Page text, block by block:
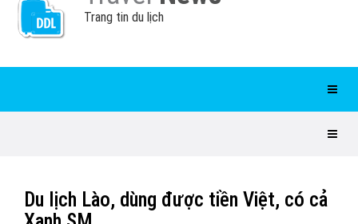
Trang tin du lịch
Du lịch Lào, dùng được tiền Việt, có cả